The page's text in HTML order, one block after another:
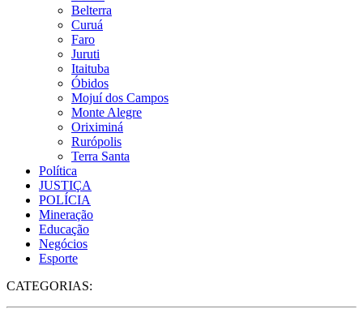
Belterra
Curuá
Faro
Juruti
Itaituba
Óbidos
Mojuí dos Campos
Monte Alegre
Oriximiná
Rurópolis
Terra Santa
Política
JUSTIÇA
POLÍCIA
Mineração
Educação
Negócios
Esporte
CATEGORIAS: